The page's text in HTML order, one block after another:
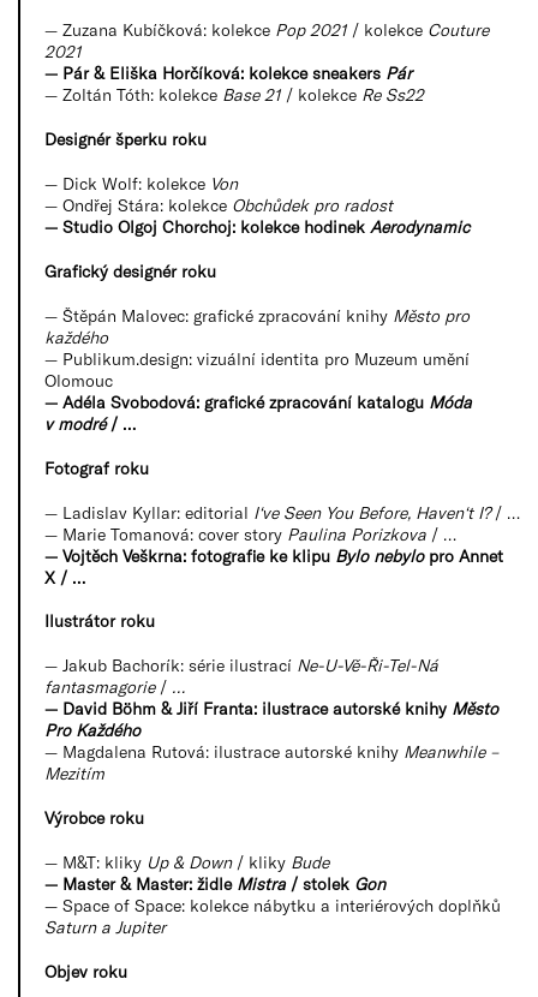
— Zuzana Kubíčková: kolekce Pop 2021 / kolekce Couture
2021
— Pár & Eliška Horčíková: kolekce sneakers Pár
— Zoltán Tóth: kolekce Base 21 / kolekce Re Ss22
Designér šperku roku
— Dick Wolf: kolekce Von
— Ondřej Stára: kolekce Obchůdek pro radost
— Studio Olgoj Chorchoj: kolekce hodinek Aerodynamic
Grafický designér roku
— Štěpán Malovec: grafické zpracování knihy Město pro
každého
— Publikum.design: vizuální identita pro Muzeum umění
Olomouc
— Adéla Svobodová: grafické zpracování katalogu Móda
v modré/ …
Fotograf roku
— Ladislav Kyllar: editorial I‘ve Seen You Before, Haven‘t I?/ …
— Marie Tomanová: cover story Paulina Porizkova / …
— Vojtěch Veškrna: fotografie ke klipu Bylo nebylopro Annet
X / …
Ilustrátor roku
— Jakub Bachorík: série ilustrací Ne-U-Vě-Ři-Tel-Ná
fantasmagorie / …
— David Böhm & Jiří Franta: ilustrace autorské knihy Město
Pro Každého
— Magdalena Rutová: ilustrace autorské knihy Meanwhile –
Mezitím
Výrobce roku
— M&T: kliky Up & Down/ kliky Bude
— Master & Master: židle Mistra/ stolek Gon
— Space of Space: kolekce nábytku a interiérových doplňků
Saturn a Jupiter
Objev roku